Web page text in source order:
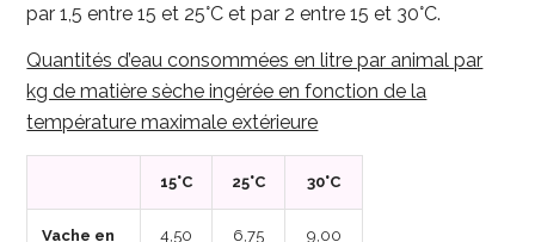
par 1,5 entre 15 et 25°C et par 2 entre 15 et 30°C.
Quantités d’eau consommées en litre par animal par
kg de matière sèche ingérée en fonction de la
température maximale extérieure
15°C 25°C 30°C
Vache en
4,50 6,75 9,00